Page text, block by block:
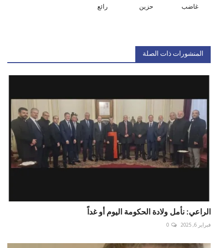
غاضب حزين رائع
المنشورات ذات الصلة
الراعي: نأمل ولادة الحكومة اليوم أو غداً
فبراير 6, 2025 0